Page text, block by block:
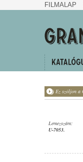
FILMALAP
Ez szóljon a
Lemezszám:
U-7053.